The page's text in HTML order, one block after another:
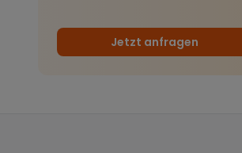
Jetzt anfragen